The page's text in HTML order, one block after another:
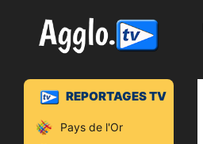
REPORTAGES TV
Pays de l'Or